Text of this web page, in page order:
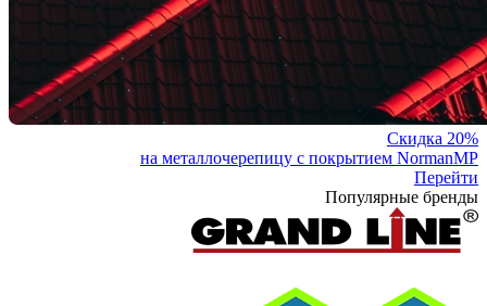
Скидка 20%
на металлочерепицу с покрытием NormanMP
Перейти
Популярные бренды